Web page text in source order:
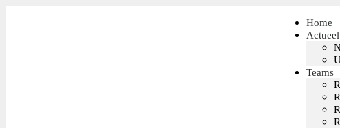
Home
Actueel
Teams